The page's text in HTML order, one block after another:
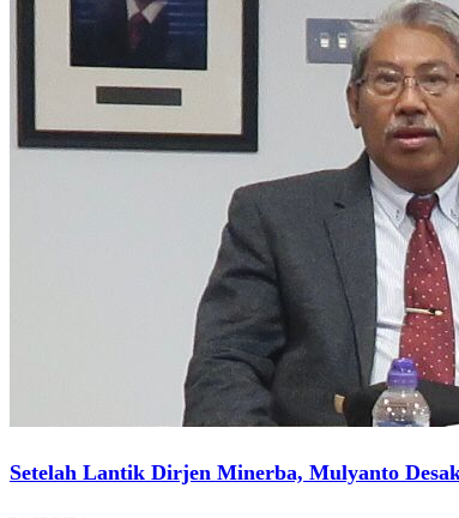
Setelah Lantik Dirjen Minerba, Mulyanto